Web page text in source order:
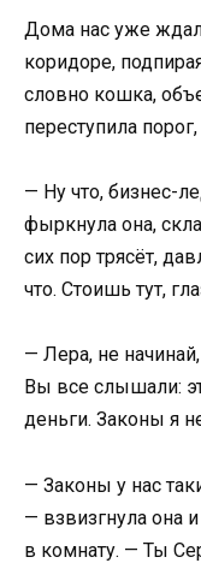
Дома нас уже
коридоре,
словно кошка,
переступила
— Ну что, бизнес-
фыркнула она,
сих пор трясёт,
что. Стоишь тут,
— Лера, не
Вы все слышали:
деньги. Законы я
— Законы у нас
— взвизгнула она
в комнату. — Ты